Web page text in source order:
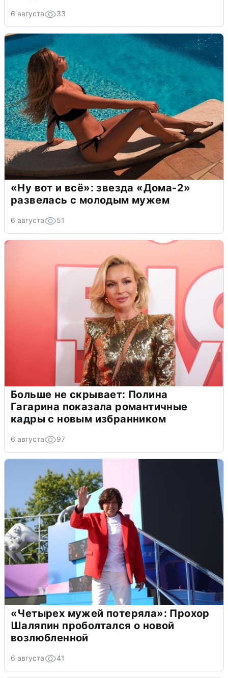
6 августа 33
«Ну вот и всё»: звезда «Дома-2»
развелась с молодым мужем
6 августа 51
Больше не скрывает: Полина
Гагарина показала романтичные
кадры с новым избранником
6 августа 97
«Четырех мужей потеряла»: Прохор
Шаляпин проболтался о новой
возлюбленной
6 августа 41